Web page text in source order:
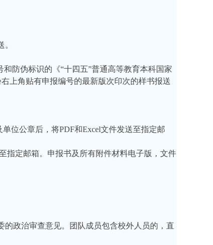
防伪标识的《“十四五”普通高等教育本科国家
上角贴有申报编号的最新版次印次的样书报送
位公章后，将PDF和Excel文件发送至指定邮
指定邮箱。申报书及所有附件材料电子版，文件
政治审查意见。团队成员包含校外人员的，直